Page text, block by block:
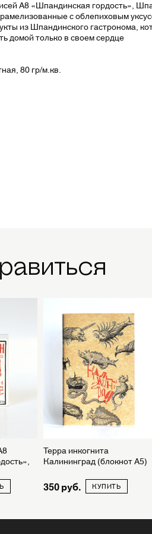
А8 «Шпандинская гордость»,
с облепиховым
из Шпандинского гастронома,
домой только в своем сердце
80 гр/м.кв.
Терра инкогнита
Калининград (блокнот А5)
350 КУПИТЬ